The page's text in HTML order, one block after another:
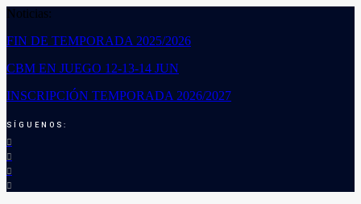
Noticias:
FIN DE TEMPORADA 2025/2026
CBM EN JUEGO 12-13-14 JUN
INSCRIPCIÓN TEMPORADA 2026/2027
SÍGUENOS: